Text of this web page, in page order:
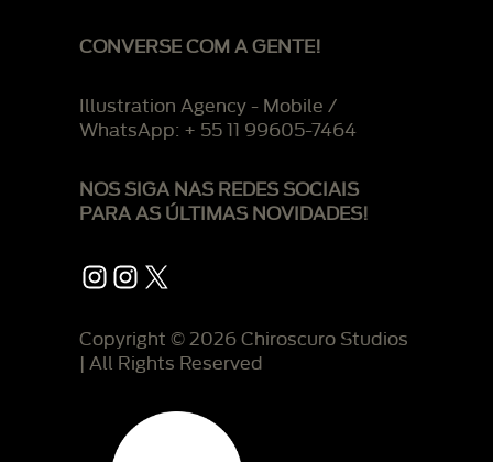
CONVERSE COM A GENTE!
Illustration Agency - Mobile /
WhatsApp: + 55 11 99605-7464
NOS SIGA NAS REDES SOCIAIS
PARA AS ÚLTIMAS NOVIDADES!
Instagram
Instagram
X
Copyright © 2026 Chiroscuro Studios
| All Rights Reserved